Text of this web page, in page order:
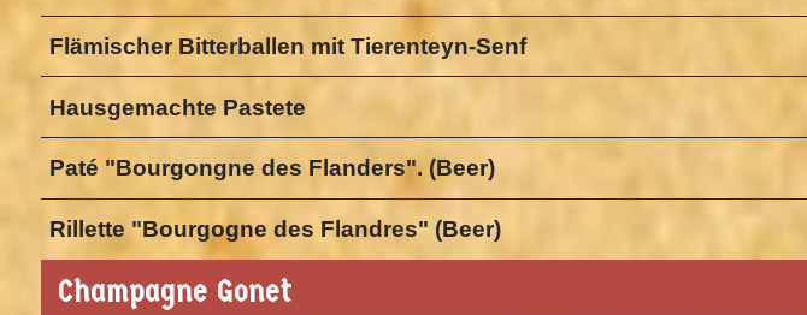
Flämischer Bitterballen mit Tierenteyn-Senf
Hausgemachte Pastete
Paté "Bourgongne des Flanders". (Beer)
Rillette "Bourgogne des Flandres" (Beer)
Champagne Gonet